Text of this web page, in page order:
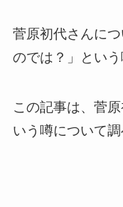
菅原初代さんに
のでは？」という
この記事は、菅
いう噂について調